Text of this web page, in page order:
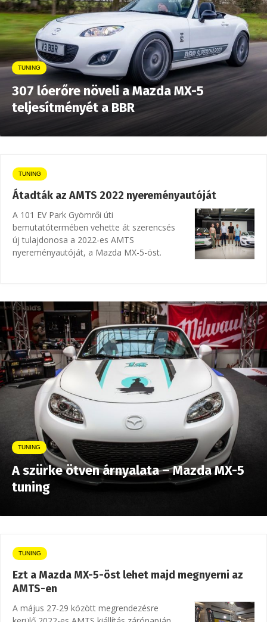
TUNING
307 lóerőre növeli a Mazda MX-5
teljesítményét a BBR
TUNING
Átadták az AMTS 2022 nyereményautóját
A 101 EV Park Gyömrői úti
bemutatótermében vehette át szerencsés
új tulajdonosa a 2022-es AMTS
nyereményautóját, a Mazda MX-5-öst.
TUNING
A szürke ötven árnyalata – Mazda MX-5
tuning
TUNING
Ezt a Mazda MX-5-öst lehet majd megnyerni az
AMTS-en
A május 27-29 között megrendezésre